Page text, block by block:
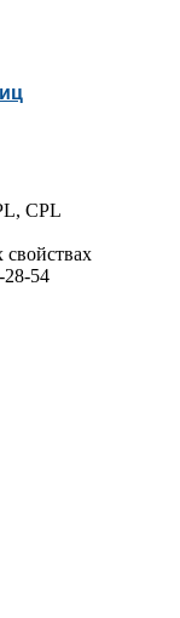
CPL
28-54